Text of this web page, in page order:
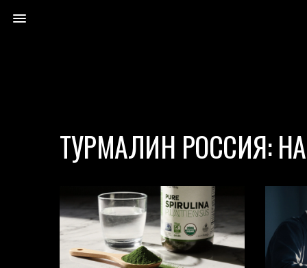
ТУРМАЛИН РОССИЯ: